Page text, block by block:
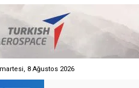
8 Ağustos 2026